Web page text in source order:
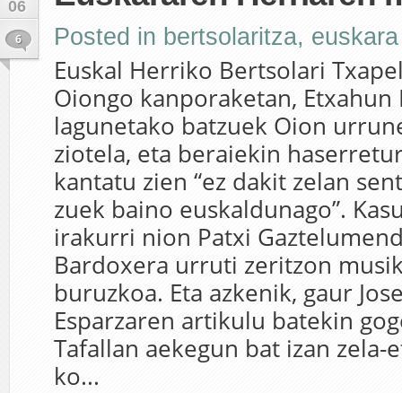
06
6 Posted in bertsolaritza, euskara
Euskal Herriko Bertsolari
Oiongo kanporaketan, Etxahun
lagunetako batzuek Oion
ziotela, eta beraiekin
kantatu zien “ez dakit zelan
zuek baino euskaldunago”.
irakurri nion Patxi
Bardoxera urruti zeritzon
buruzkoa. Eta azkenik, gaur
Esparzaren artikulu batekin
Tafallan aekegun bat izan zela-
ko...